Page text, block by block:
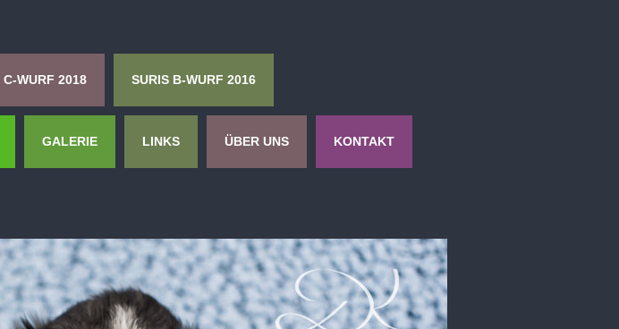
C-WURF 2018 SURIS B-WURF 2016
GALERIE LINKS ÜBER UNS KONTAKT